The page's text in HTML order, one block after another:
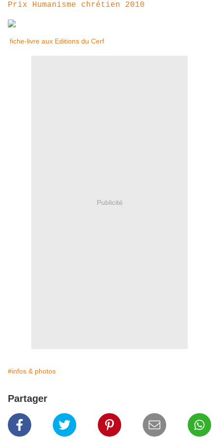
Prix Humanisme chrétien 2010
fiche-livre aux Editions du Cerf
Publicité
#infos & photos
Partager